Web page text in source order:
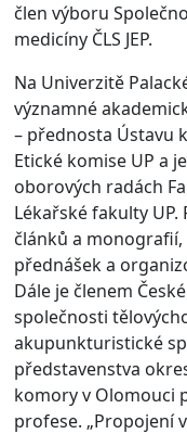
člen výboru
medicíny ČLS JEP.
Na Univerzitě
významné
– přednosta Ústavu
Etické komise UP a
oborových radách
Lékařské fakulty
článků a
přednášek a
Dále je členem
společnosti
akupunkturistické
představenstva
komory v Olomouci
profese. „Propojení